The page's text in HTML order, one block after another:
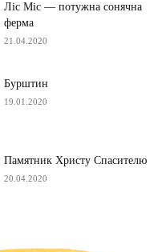
Ліс Міс — потужна сонячна
ферма
21.04.2020
Бурштин
19.01.2020
Памятник Христу Спасителю
20.04.2020